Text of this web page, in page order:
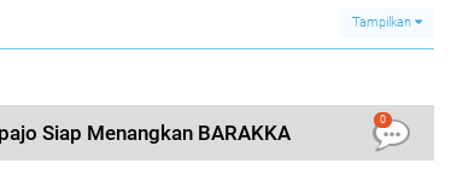
Tampilkan
Siap Menangkan BARAKKA
0